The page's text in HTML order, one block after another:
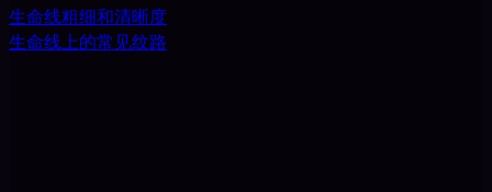
生命线粗细和清晰度
生命线上的常见纹路